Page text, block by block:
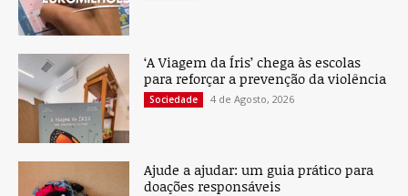
‘A Viagem da Íris’ chega às escolas
para reforçar a prevenção da violência
Sociedade 4 de Agosto, 2026
Ajude a ajudar: um guia prático para
doações responsáveis